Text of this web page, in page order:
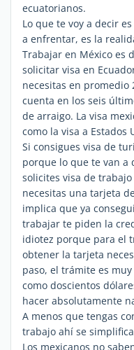
ecuatorianos.
Lo que te voy a decir
a enfrentar, es la
Trabajar en México es
solicitar visa en
necesitas en promedio
cuenta en los seis
de arraigo. La visa
como la visa a Estados
Si consigues visa de
porque lo que te van a
solicites visa de
necesitas una tarjeta
implica que ya
trabajar te piden la
idiotez porque para el
obtener la tarjeta
paso, el trámite es
como doscientos
hacer absolutamente
A menos que tengas
trabajo ahí se
Los mexicanos no